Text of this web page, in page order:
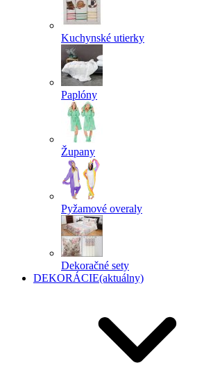
Kuchynské utierky
Paplóny
Župany
Pyžamové overaly
Dekoračné sety
DEKORÁCIE(aktuálny)